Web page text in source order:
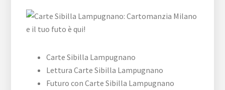
Carte Sibilla Lampugnano
Lettura Carte Sibilla Lampugnano
Futuro con Carte Sibilla Lampugnano